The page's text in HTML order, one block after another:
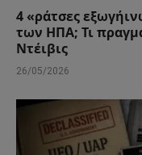
4 «ράτσες
των ΗΠΑ; Τι
Ντέιβις
26/05/2026